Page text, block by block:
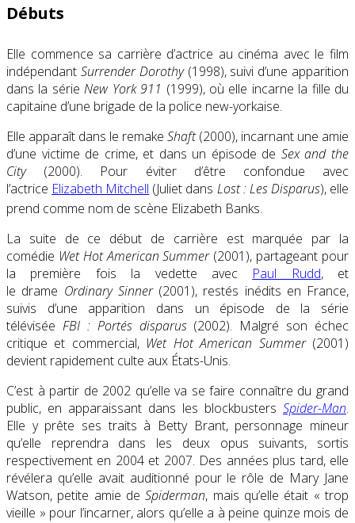
Débuts
Elle commence sa carrière d’actrice au cinéma avec le film
indépendant Surrender Dorothy (1998), suivi d’une apparition
dans la sérieNew York 911 (1999), où elle incarne la fille du
capitaine d’une brigade de la police new-yorkaise.
Elle apparaît dans le remake Shaft(2000), incarnant une amie
d’une victime de crime, et dans un épisode de Sex and the
City (2000). Pour éviter d’être confondue avec
l’actrice Elizabeth Mitchell (Juliet dans Lost : Les Disparus), elle
prend comme nom de scène Elizabeth Banks.
La suite de ce début de carrière est marquée par la
comédie Wet Hot American Summer (2001), partageant pour
la première fois la vedette avec Paul Rudd, et
le drame Ordinary Sinner (2001), restés inédits en France,
suivis d’une apparition dans un épisode de la série
télévisée FBI : Portés disparus (2002). Malgré son échec
critique et commercial, Wet Hot American Summer(2001)
devient rapidement culte aux États-Unis.
C’est à partir de 2002 qu’elle va se faire connaître du grand
public, en apparaissant dans les blockbusters Spider-Man.
Elle y prête ses traits à Betty Brant, personnage mineur
qu’elle reprendra dans les deux opus suivants, sortis
respectivement en 2004 et 2007. Des années plus tard, elle
révélera qu’elle avait auditionné pour le rôle de Mary Jane
Watson, petite amie deSpiderman, mais qu’elle était « trop
vieille » pour l’incarner, alors qu’elle a à peine quinze mois de